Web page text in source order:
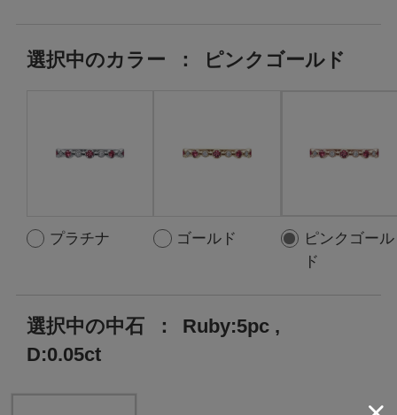
選択中のカラー ： ピンクゴールド
プラチナ ゴールド
ピンクゴール
ド
選択中の中石 ：
Ruby:5pc ,
D:0.05ct